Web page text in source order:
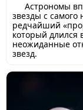
Астрономы
звезды с
редчайший
который длился
неожиданные
звезд.